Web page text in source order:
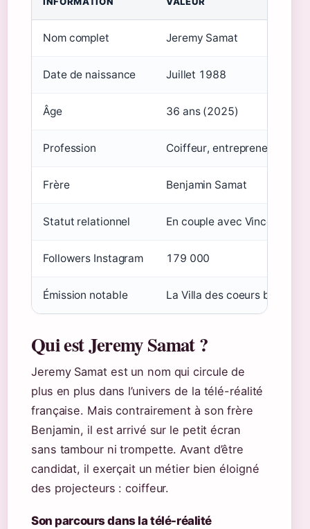
Nom complet Jeremy Samat
Date de naissance Juillet 1988
Âge 36 ans (2025)
Profession Coiffeur, entrepreneur
Frère Benjamin Samat
Statut relationnel En couple avec Vincent
Followers Instagram 179 000
Émission notable La Villa des coeurs brisés
Qui est Jeremy Samat ?
Jeremy Samat est un nom qui circule de
plus en plus dans l’univers de la télé-réalité
française. Mais contrairement à son frère
Benjamin, il est arrivé sur le petit écran
sans tambour ni trompette. Avant d’être
candidat, il exerçait un métier bien éloigné
des projecteurs : coiffeur.
Son parcours dans la télé-réalité